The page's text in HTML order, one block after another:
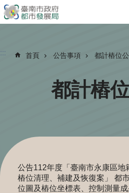
跳到主要內容區塊
::: 首頁 公告事項 都計樁位
都計樁
公告112年度「臺南市永康區地
樁位清理、補建及恢復案」 都
位圖及樁位坐標表、控制測量